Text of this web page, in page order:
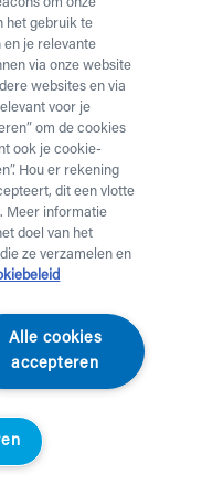
huur van
levering in het
op via 02 218
aankopen. Wil je
hier.
en betaalt een
. Een gewone levering
levering krijg je de
het gebruik te
en je relevante
via onze website
websites en via
voor je
om de cookies
ook je cookie-
Hou er rekening
dit een vlotte
Meer informatie
doel van het
ze verzamelen en
Alle cookies
accepteren